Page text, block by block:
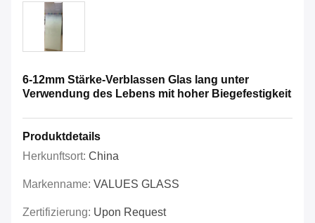
6-12mm Stärke-Verblassen Glas lang unter
Verwendung des Lebens mit hoher Biegefestigkeit
Produktdetails
Herkunftsort: China
Markenname: VALUES GLASS
Zertifizierung: Upon Request